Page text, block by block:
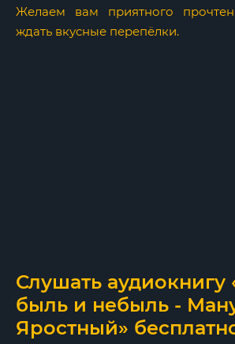
Желаем вам приятного
ждать вкусные перепёлки.
Слушать аудиокнигу
быль и небыль -
Яростный»